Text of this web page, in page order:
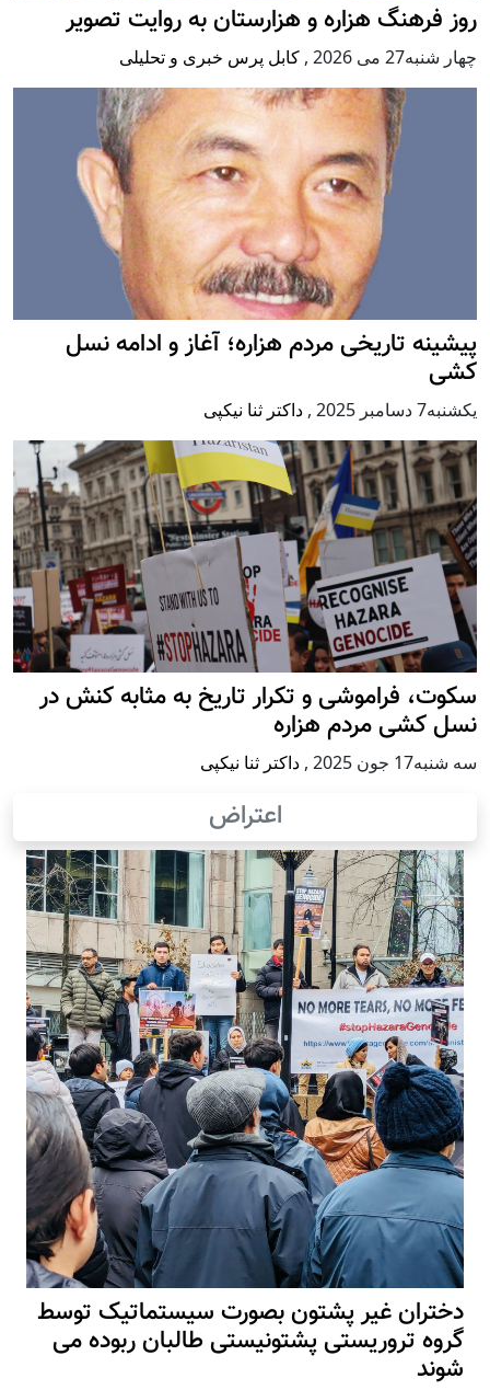
روز فرهنگ هزاره و هزارستان به روایت تصویر
چهار شنبه27 می 2026 , کابل پرس خبری و تحلیلی
پيشينه تاريخی مردم هزاره؛ آغاز و ادامه نسل
کشی
يكشنبه7 دسامبر 2025 , داکتر ثنا نیکپی
سکوت، فراموشی و تکرار تاريخ به مثابه کنش در
نسل کشی مردم هزاره
سه شنبه17 جون 2025 , داکتر ثنا نیکپی
اعتراض
دختران غیر پشتون بصورت سیستماتیک توسط
گروه تروریستی پشتونیستی طالبان ربوده می
شوند